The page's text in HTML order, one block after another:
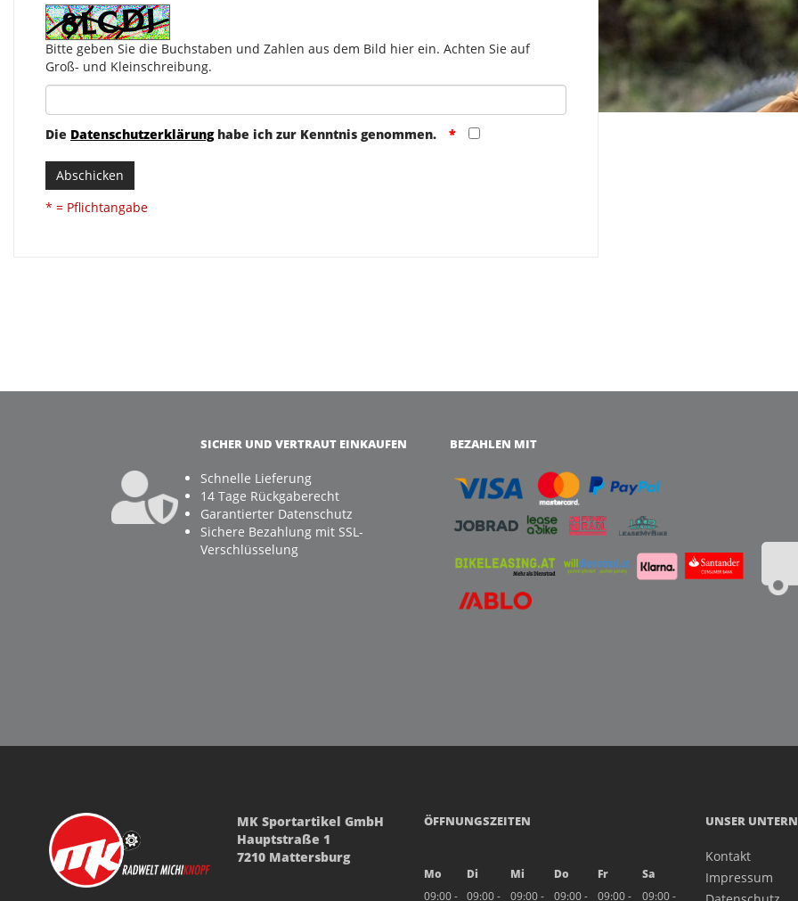
Bitte geben Sie die Buchstaben und Zahlen aus dem Bild hier ein. Achten Sie auf
Groß- und Kleinschreibung.
Die Datenschutzerklärunghabe ich zur Kenntnis genommen.
Abschicken
* = Pflichtangabe
SICHER UND VERTRAUT EINKAUFEN
Schnelle Lieferung
14 Tage Rückgaberecht
Garantierter Datenschutz
Sichere Bezahlung mit SSL-
Verschlüsselung
BEZAHLEN MIT
MK Sportartikel GmbH
Hauptstraße 1
7210 Mattersburg
ÖFFNUNGSZEITEN
Mo Di Mi Do Fr
Sa
09:00 -
09:00 - 09:00 - 09:00 - 09:00 - 09:00 -
UNSER
Kontakt
Impressum